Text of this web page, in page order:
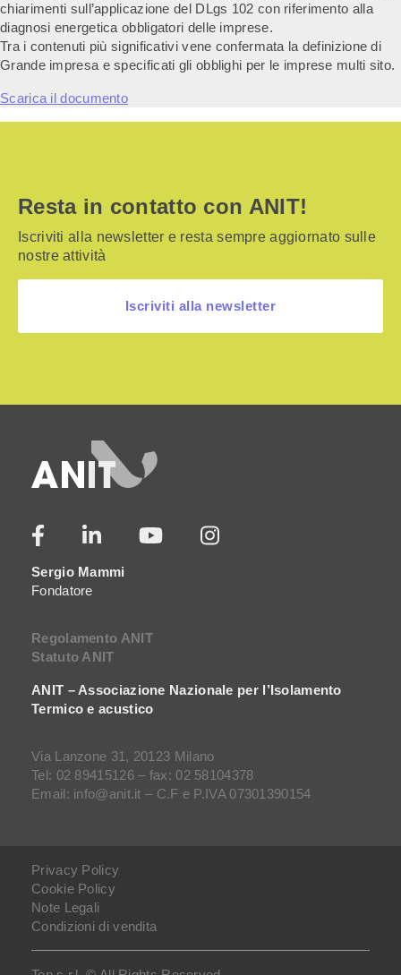
chiarimenti sull’applicazione del DLgs 102 con riferimento alla
diagnosi energetica obbligatori delle imprese.
Tra i contenuti più significativi vene confermata la definizione di
Grande impresa e specificati gli obblighi per le imprese multi sito.
Scarica il documento
Resta in contatto con ANIT!
Iscriviti alla newsletter e resta sempre aggiornato sulle
nostre attività
Iscriviti alla newsletter
Sergio Mammi
Fondatore
Regolamento ANIT
Statuto ANIT
ANIT – Associazione Nazionale per l’Isolamento
Termico e acustico
Via Lanzone 31, 20123 Milano
Tel: 02 89415126 – fax: 02 58104378
Email: info@anit.it – C.F e P.IVA 07301390154
Privacy Policy
Cookie Policy
Note Legali
Condizioni di vendita